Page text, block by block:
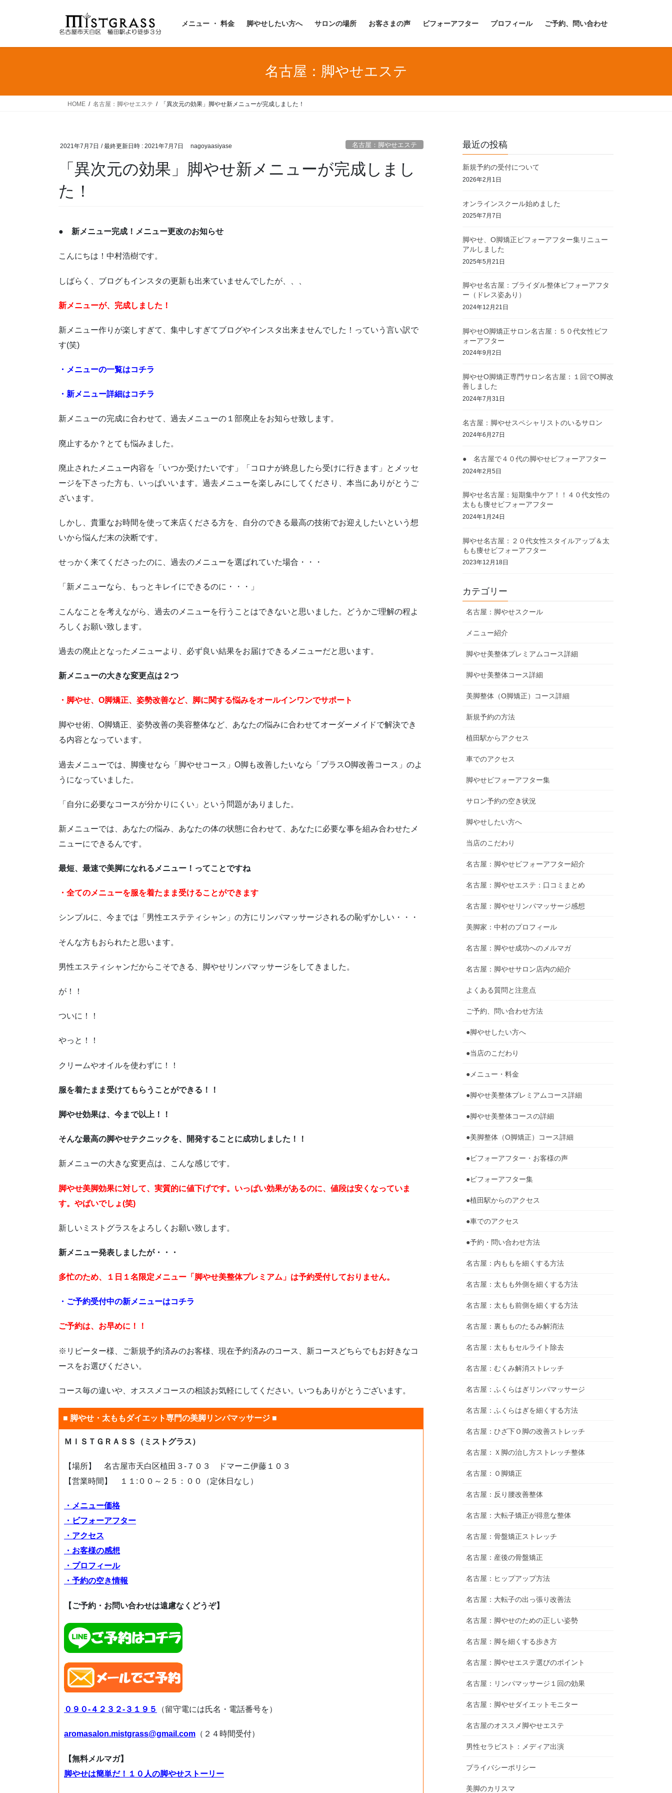
メニュー ・ 料金 脚やせしたい方へ サロンの場所 お客さまの声 ビフォーアフター プロフィール ご予約、問い合わせ
名古屋：脚やせエステ
HOME 名古屋：脚やせエステ 「異次元の効果」脚やせ新メニューが完成しました！
2021年7月7日 / 最終更新日時 : 2021年7月7日 nagoyaasiyase 名古屋：脚やせエステ
「異次元の効果」脚やせ新メニューが完成しまし
た！
● 新メニュー完成！メニュー更改のお知らせ
こんにちは！中村浩樹です。
しばらく、ブログもインスタの更新も出来ていませんでしたが、、、
新メニューが、完成しました！
新メニュー作りが楽しすぎて、集中しすぎてブログやインスタ出来ませんでした！っていう言い訳で
す(笑)
・メニューの一覧はコチラ
・新メニュー詳細はコチラ
新メニューの完成に合わせて、過去メニューの１部廃止をお知らせ致します。
廃止するか？とても悩みました。
廃止されたメニュー内容を「いつか受けたいです」「コロナが終息したら受けに行きます」とメッセ
ージを下さった方も、いっぱいいます。過去メニューを楽しみにしてくださり、本当にありがとうご
ざいます。
しかし、貴重なお時間を使って来店くださる方を、自分のできる最高の技術でお迎えしたいという想
いから悩んだ末の決断です。
せっかく来てくださったのに、過去のメニューを選ばれていた場合・・・
「新メニューなら、もっとキレイにできるのに・・・」
こんなことを考えながら、過去のメニューを行うことはできないと思いました。どうかご理解の程よ
ろしくお願い致します。
過去の廃止となったメニューより、必ず良い結果をお届けできるメニューだと思います。
新メニューの大きな変更点は２つ
・脚やせ、O脚矯正、姿勢改善など、脚に関する悩みをオールインワンでサポート
脚やせ術、O脚矯正、姿勢改善の美容整体など、あなたの悩みに合わせてオーダーメイドで解決でき
る内容となっています。
過去メニューでは、脚痩せなら「脚やせコース」O脚も改善したいなら「プラスO脚改善コース」のよ
うになっていました。
「自分に必要なコースが分かりにくい」という問題がありました。
新メニューでは、あなたの悩み、あなたの体の状態に合わせて、あなたに必要な事を組み合わせたメ
ニューにできるんです。
最短、最速で美脚になれるメニュー！ってことですね
・全てのメニューを服を着たまま受けることができます
シンプルに、今までは「男性エステティシャン」の方にリンパマッサージされるの恥ずかしい・・・
そんな方もおられたと思います。
男性エスティシャンだからこそできる、脚やせリンパマッサージをしてきました。
が！！
ついに！！
やっと！！
クリームやオイルを使わずに！！
服を着たまま受けてもらうことができる！！
脚やせ効果は、今まで以上！！
そんな最高の脚やせテクニックを、開発することに成功しました！！
新メニューの大きな変更点は、こんな感じです。
脚やせ美脚効果に対して、実質的に値下げです。いっぱい効果があるのに、値段は安くなっていま
す。やばいでしょ(笑)
新しいミストグラスをよろしくお願い致します。
新メニュー発表しましたが・・・
多忙のため、１日１名限定メニュー「脚やせ美整体プレミアム」は予約受付しておりません。
・ご予約受付中の新メニューはコチラ
ご予約は、お早めに！！
※リピーター様、ご新規予約済みのお客様、現在予約済みのコース、新コースどちらでもお好きなコ
ースをお選びください。
コース毎の違いや、オススメコースの相談お気軽にしてください。いつもありがとうございます。
■ 脚やせ・太ももダイエット専門の美脚リンパマッサージ ■
ＭＩＳＴＧＲＡＳＳ（ミストグラス）
【場所】 名古屋市天白区植田３-７０３ ドマーニ伊藤１０３
【営業時間】 １１:００～２５：００（定休日なし）
・メニュー価格
・ビフォーアフター
・アクセス
・お客様の感想
・プロフィール
・予約の空き情報
【ご予約・お問い合わせは遠慮なくどうぞ】
０９０-４２３２-３１９５ （留守電には氏名・電話番号を）
aromasalon.mistgrass@gmail.com （２４時間受付）
【無料メルマガ】
脚やせは簡単だ！１０人の脚やせストーリー
最近の投稿
新規予約の受付について
2026年2月1日
オンラインスクール始めました
2025年7月7日
脚やせ、O脚矯正ビフォーアフター集リニュー
アルしました
2025年5月21日
脚やせ名古屋：ブライダル整体ビフォーアフタ
ー（ドレス姿あり）
2024年12月21日
脚やせO脚矯正サロン名古屋：５０代女性ビフ
ォーアフター
2024年9月2日
脚やせO脚矯正専門サロン名古屋：１回でO脚改
善しました
2024年7月31日
名古屋：脚やせスペシャリストのいるサロン
2024年6月27日
● 名古屋で４０代の脚やせビフォーアフター
2024年2月5日
脚やせ名古屋：短期集中ケア！！４０代女性の
太もも痩せビフォーアフター
2024年1月24日
脚やせ名古屋：２０代女性スタイルアップ＆太
もも痩せビフォーアフター
2023年12月18日
カテゴリー
名古屋：脚やせスクール
メニュー紹介
脚やせ美整体プレミアムコース詳細
脚やせ美整体コース詳細
美脚整体（O脚矯正）コース詳細
新規予約の方法
植田駅からアクセス
車でのアクセス
脚やせビフォーアフター集
サロン予約の空き状況
脚やせしたい方へ
当店のこだわり
名古屋：脚やせビフォーアフター紹介
名古屋：脚やせエステ：口コミまとめ
名古屋：脚やせリンパマッサージ感想
美脚家：中村のプロフィール
名古屋：脚やせ成功へのメルマガ
名古屋：脚やせサロン店内の紹介
よくある質問と注意点
ご予約、問い合わせ方法
●脚やせしたい方へ
●当店のこだわり
●メニュー・料金
●脚やせ美整体プレミアムコース詳細
●脚やせ美整体コースの詳細
●美脚整体（O脚矯正）コース詳細
●ビフォーアフター・お客様の声
●ビフォーアフター集
●植田駅からのアクセス
●車でのアクセス
●予約・問い合わせ方法
名古屋：内ももを細くする方法
名古屋：太もも外側を細くする方法
名古屋：太もも前側を細くする方法
名古屋：裏もものたるみ解消法
名古屋：太ももセルライト除去
名古屋：むくみ解消ストレッチ
名古屋：ふくらはぎリンパマッサージ
名古屋：ふくらはぎを細くする方法
名古屋：ひざ下Ｏ脚の改善ストレッチ
名古屋：Ｘ脚の治し方ストレッチ整体
名古屋：Ｏ脚矯正
名古屋：反り腰改善整体
名古屋：大転子矯正が得意な整体
名古屋：骨盤矯正ストレッチ
名古屋：産後の骨盤矯正
名古屋：ヒップアップ方法
名古屋：大転子の出っ張り改善法
名古屋：脚やせのための正しい姿勢
名古屋：脚を細くする歩き方
名古屋：脚やせエステ選びのポイント
名古屋：リンパマッサージ１回の効果
名古屋：脚やせダイエットモニター
名古屋のオススメ脚やせエステ
男性セラピスト：メディア出演
プライバシーポリシー
美脚のカリスマ